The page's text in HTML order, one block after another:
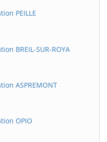
PEILLE
BREIL-SUR-ROYA
ASPREMONT
OPIO